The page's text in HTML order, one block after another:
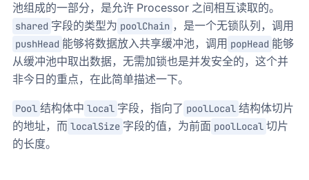
池组成的一部分，是允许 Processor 之间相互读取的。
shared 字段的类型为 poolChain ，是一个无锁队列，调用
pushHead 能够将数据放入共享缓冲池，调用 popHead 能够
从缓冲池中取出数据，无需加锁也是并发安全的，这个并
非今日的重点，在此简单描述一下。
Pool 结构体中 local 字段，指向了 poolLocal 结构体切片
的地址，而 localSize 字段的值，为前面 poolLocal 切片
的长度。